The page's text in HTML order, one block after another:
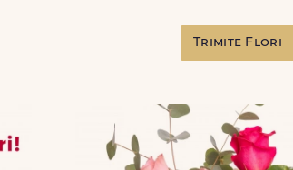
Trimite Flori